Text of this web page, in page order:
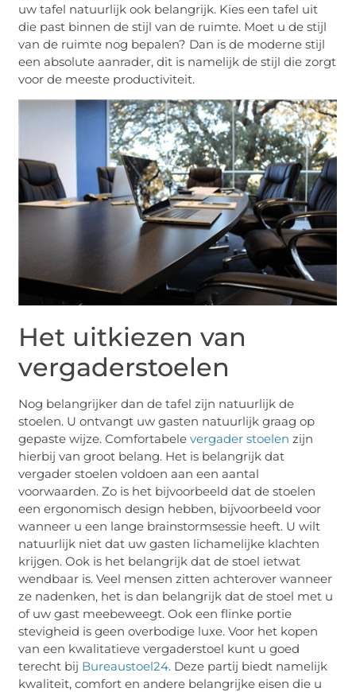
uw tafel natuurlijk ook belangrijk. Kies een tafel uit
die past binnen de stijl van de ruimte. Moet u de stijl
van de ruimte nog bepalen? Dan is de moderne stijl
een absolute aanrader, dit is namelijk de stijl die zorgt
voor de meeste productiviteit.
Het uitkiezen van
vergaderstoelen
Nog belangrijker dan de tafel zijn natuurlijk de
stoelen. U ontvangt uw gasten natuurlijk graag op
gepaste wijze. Comfortabelevergader stoelen zijn
hierbij van groot belang. Het is belangrijk dat
vergader stoelen voldoen aan een aantal
voorwaarden. Zo is het bijvoorbeeld dat de stoelen
een ergonomisch design hebben, bijvoorbeeld voor
wanneer u een lange brainstormsessie heeft. U wilt
natuurlijk niet dat uw gasten lichamelijke klachten
krijgen. Ook is het belangrijk dat de stoel ietwat
wendbaar is. Veel mensen zitten achterover wanneer
ze nadenken, het is dan belangrijk dat de stoel met u
of uw gast meebeweegt. Ook een flinke portie
stevigheid is geen overbodige luxe. Voor het kopen
van een kwalitatieve vergaderstoel kunt u goed
terecht bij Bureaustoel24. Deze partij biedt namelijk
kwaliteit, comfort en andere belangrijke eisen die u